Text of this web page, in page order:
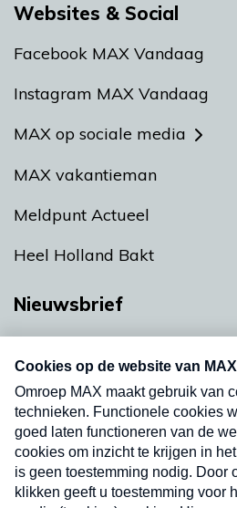
Websites & Social
Facebook MAX Vandaag
Instagram MAX Vandaag
MAX op sociale media
MAX vakantieman
Meldpunt Actueel
Heel Holland Bakt
Nieuwsbrief
nieuwsbrief. Elke vrijdag- en
uw mailbox.